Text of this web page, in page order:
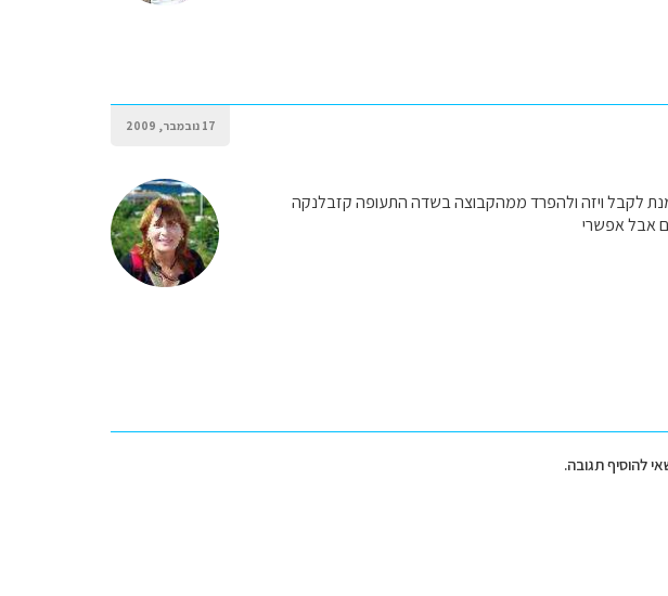
17 נובמבר, 2009
מנת לקבל ויזה ולהפרד ממהקבוצה בשדה התעופה קזבלנקה
אבל אפשרי
להוסיף תגובה.